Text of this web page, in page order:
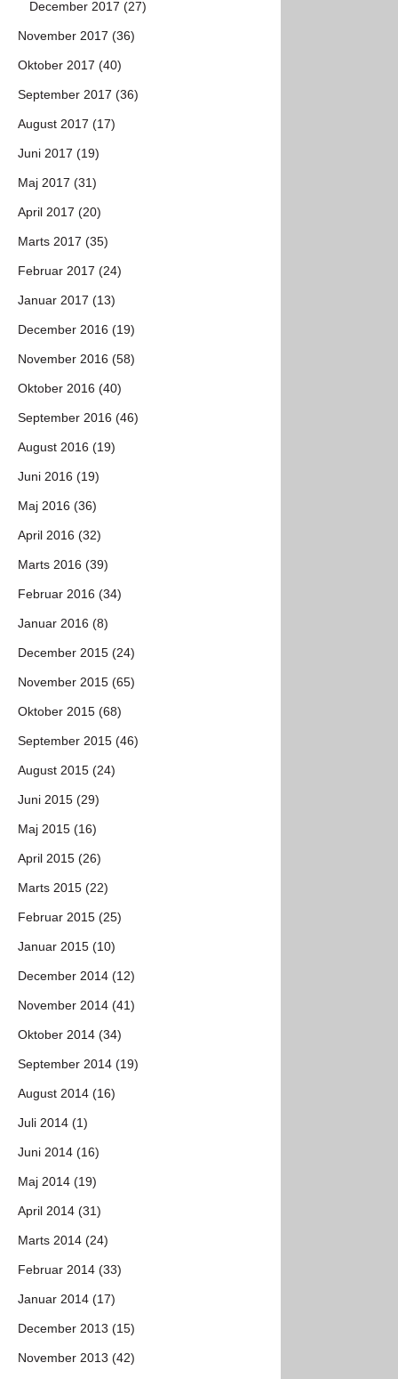
December 2017 (27)
November 2017 (36)
Oktober 2017 (40)
September 2017 (36)
August 2017 (17)
Juni 2017 (19)
Maj 2017 (31)
April 2017 (20)
Marts 2017 (35)
Februar 2017 (24)
Januar 2017 (13)
December 2016 (19)
November 2016 (58)
Oktober 2016 (40)
September 2016 (46)
August 2016 (19)
Juni 2016 (19)
Maj 2016 (36)
April 2016 (32)
Marts 2016 (39)
Februar 2016 (34)
Januar 2016 (8)
December 2015 (24)
November 2015 (65)
Oktober 2015 (68)
September 2015 (46)
August 2015 (24)
Juni 2015 (29)
Maj 2015 (16)
April 2015 (26)
Marts 2015 (22)
Februar 2015 (25)
Januar 2015 (10)
December 2014 (12)
November 2014 (41)
Oktober 2014 (34)
September 2014 (19)
August 2014 (16)
Juli 2014 (1)
Juni 2014 (16)
Maj 2014 (19)
April 2014 (31)
Marts 2014 (24)
Februar 2014 (33)
Januar 2014 (17)
December 2013 (15)
November 2013 (42)